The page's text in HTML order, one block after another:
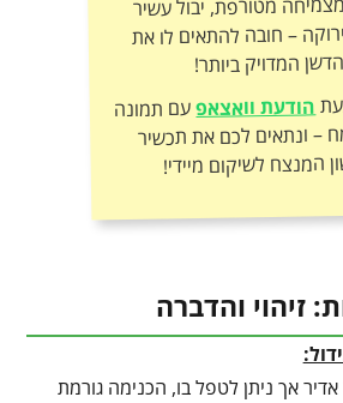
הדשן המדויק ביותר!
הודעת וואצאפעם תמונה
של הצמח – ונתאים לכם את תכשיר
המנצח לשיקום מיידי!
זיהוי והדברה
אך ניתן לטפל בו, הכנימה גורמת